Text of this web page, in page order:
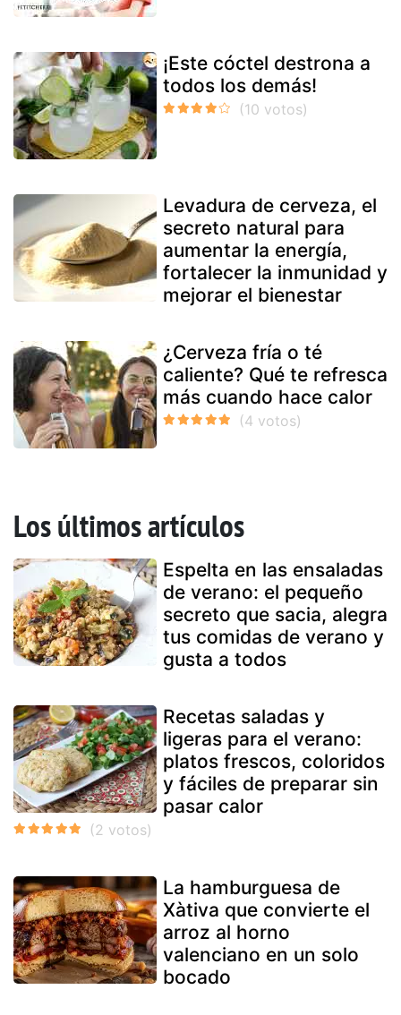
¡Este cóctel destrona a
todos los demás!
Levadura de cerveza, el
secreto natural para
aumentar la energía,
fortalecer la inmunidad y
mejorar el bienestar
¿Cerveza fría o té
caliente? Qué te refresca
más cuando hace calor
Los últimos artículos
Espelta en las ensaladas
de verano: el pequeño
secreto que sacia, alegra
tus comidas de verano y
gusta a todos
Recetas saladas y
ligeras para el verano:
platos frescos, coloridos
y fáciles de preparar sin
pasar calor
La hamburguesa de
Xàtiva que convierte el
arroz al horno
valenciano en un solo
bocado